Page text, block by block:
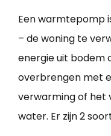
Een warmtepomp
– de woning te
energie uit bodem
overbrengen met
verwarming of
water. Er zijn 2